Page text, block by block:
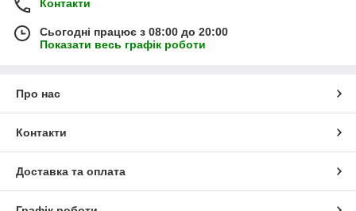
Контакти
Сьогодні працює з 08:00 до 20:00
Показати весь графік роботи
Про нас
Контакти
Доставка та оплата